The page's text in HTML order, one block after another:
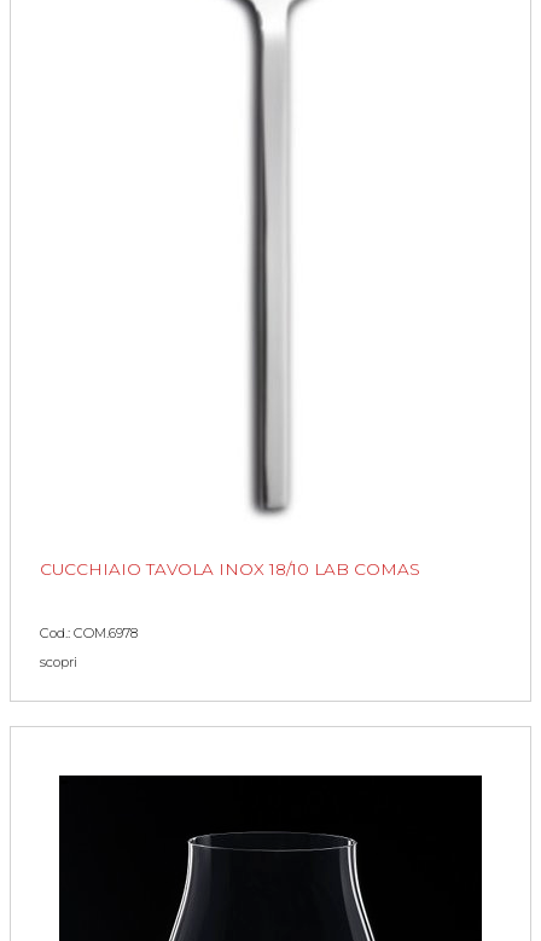
CUCCHIAIO TAVOLA INOX 18/10 LAB COMAS
Cod.: COM.6978
scopri